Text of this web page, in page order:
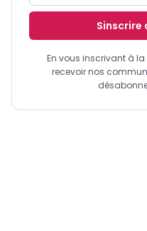
Sinscrire
En vous inscrivant à
recevoir nos